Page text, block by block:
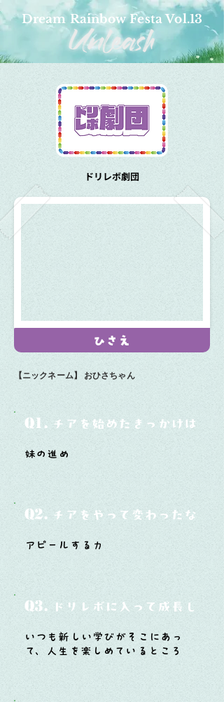
Dream Rainbow Festa Vol.13
ドリレボ劇団
ひさえ
【ニックネーム】 おひさちゃん
Q1. チアを始めたきっかけは？
妹の進め
Q2. チアをやって変わったなと思
アピールする力
Q3. ドリレボに入って成長した
いつも新しい学びがそこにあっ
て、人生を楽しめているところ